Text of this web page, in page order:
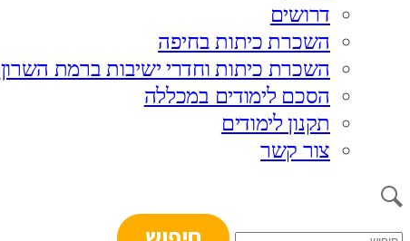
דרושים
השכרת כיתות בחיפה
השכרת כיתות וחדרי ישיבות ברמת השרון
הסכם לימודים במכללה
תקנון לימודים
צור קשר
חיפוש: